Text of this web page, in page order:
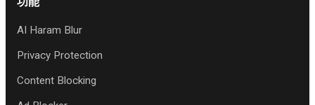
AI Haram Blur
Privacy Protection
Content Blocking